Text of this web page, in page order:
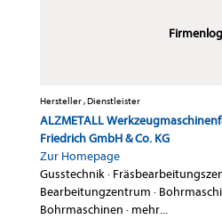
Hersteller , Dienstleister
ALZMETALL
Friedrich GmbH & Co. KG
Zur Homepage
Gusstechnik·
Bearbeitungzentrum ·
Bohrmaschinen · mehr...